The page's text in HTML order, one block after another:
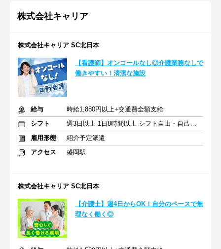
株式会社キャリア
株式会社キャリア SC北日本
【看護師】オンコールなし◎介護業務なしで
働きやすい！清潔な施設
給与
時給1,880円以上+交通費全額支給
シフト
週3日以上 1日8時間以上 シフト自由・自己申告
雇用形態
紹介予定派遣
アクセス
盛岡駅
株式会社キャリア SC北日本
【介護士】週4日からOK！自分のペースで無
理なく働く◎